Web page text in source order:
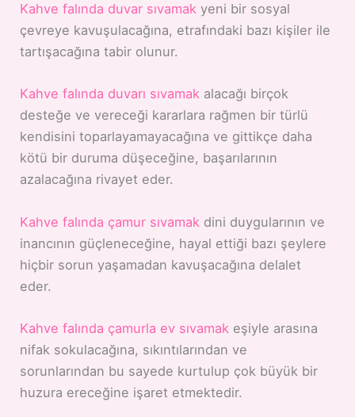
Kahve falında duvar sıvamak yeni bir sosyal
çevreye kavuşulacağına, etrafındaki bazı kişiler ile
tartışacağına tabir olunur.
Kahve falında duvarı sıvamak alacağı birçok
desteğe ve vereceği kararlara rağmen bir türlü
kendisini toparlayamayacağına ve gittikçe daha
kötü bir duruma düşeceğine, başarılarının
azalacağına rivayet eder.
Kahve falında çamur sıvamak dini duygularının ve
inancının güçleneceğine, hayal ettiği bazı şeylere
hiçbir sorun yaşamadan kavuşacağına delalet
eder.
Kahve falında çamurla ev sıvamak eşiyle arasına
nifak sokulacağına, sıkıntılarından ve
sorunlarından bu sayede kurtulup çok büyük bir
huzura ereceğine işaret etmektedir.